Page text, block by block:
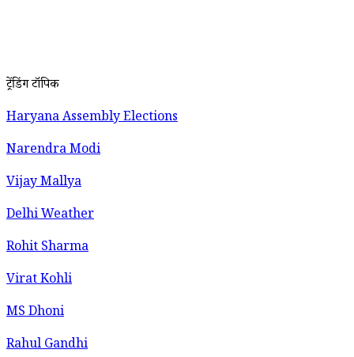
ट्रेंडिंग टॉपिक
Haryana Assembly Elections
Narendra Modi
Vijay Mallya
Delhi Weather
Rohit Sharma
Virat Kohli
MS Dhoni
Rahul Gandhi